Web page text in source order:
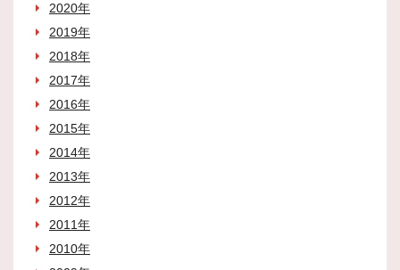
2020年
2019年
2018年
2017年
2016年
2015年
2014年
2013年
2012年
2011年
2010年